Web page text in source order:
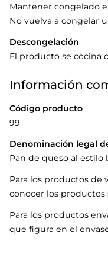
Mantener congelado
No vuelva a congelar
Descongelación
El producto se cocina
Información
Código producto
99
Denominación legal
Pan de queso al
Para los productos de
conocer los productos
Para los productos
que figura en el